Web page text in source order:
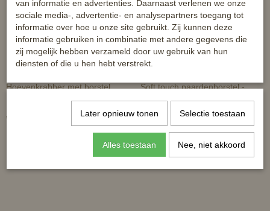
Hoevenkrabber met borstel
€ 2,95
Soft touch paardenborstel -
medium hard
€ 5,99
van informatie en advertenties. Daarnaast verlenen we onze
sociale media-, advertentie- en analysepartners toegang tot
informatie over hoe u onze site gebruikt. Zij kunnen deze
informatie gebruiken in combinatie met andere gegevens die
zij mogelijk hebben verzameld door uw gebruik van hun
diensten of die u hen hebt verstrekt.
Later opnieuw tonen Selectie toestaan
Alles toestaan Nee, niet akkoord